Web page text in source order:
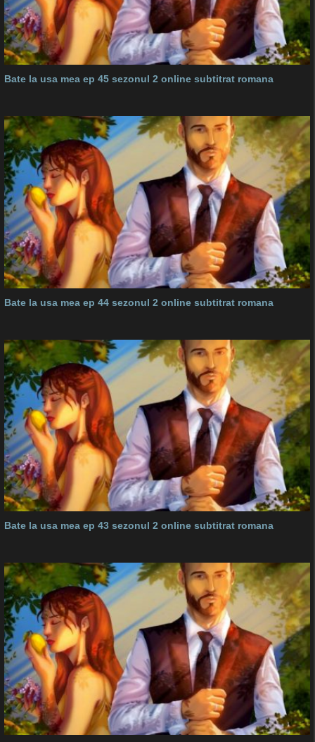
Bate la usa mea ep 45 sezonul 2 online subtitrat romana
Bate la usa mea ep 44 sezonul 2 online subtitrat romana
Bate la usa mea ep 43 sezonul 2 online subtitrat romana